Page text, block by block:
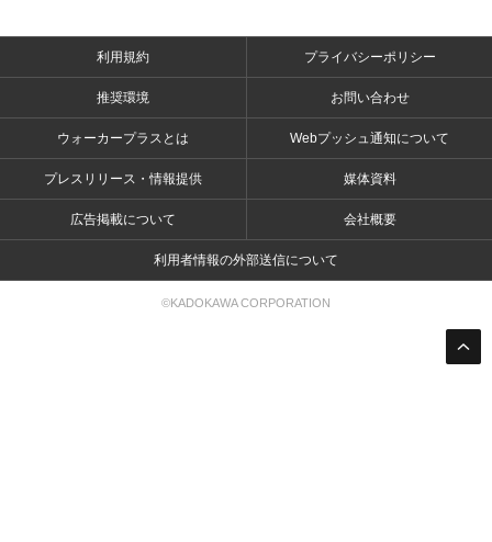
利用規約 プライバシーポリシー
推奨環境 お問い合わせ
ウォーカープラスとは Webプッシュ通知について
プレスリリース・情報提供 媒体資料
広告掲載について 会社概要
利用者情報の外部送信について
©KADOKAWA CORPORATION